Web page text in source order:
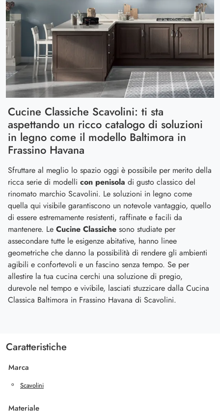
Cucine Classiche Scavolini: ti sta
aspettando un ricco catalogo di soluzioni
in legno come il modello Baltimora in
Frassino Havana
Sfruttare al meglio lo spazio oggi è possibile per merito della
ricca serie di modelli con penisola di gusto classico del
rinomato marchio Scavolini. Le soluzioni in legno come
quella qui visibile garantiscono un notevole vantaggio, quello
di essere estremamente resistenti, raffinate e facili da
mantenere. Le Cucine Classiche sono studiate per
assecondare tutte le esigenze abitative, hanno linee
geometriche che danno la possibilità di rendere gli ambienti
agibili e confortevoli e un fascino senza tempo. Se per
allestire la tua cucina cerchi una soluzione di pregio,
durevole nel tempo e vivibile, lasciati stuzzicare dalla Cucina
Classica Baltimora in Frassino Havana di Scavolini.
Caratteristiche
Marca
Scavolini
Materiale